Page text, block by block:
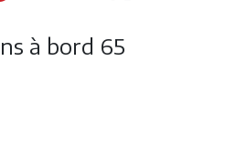
à bord 65